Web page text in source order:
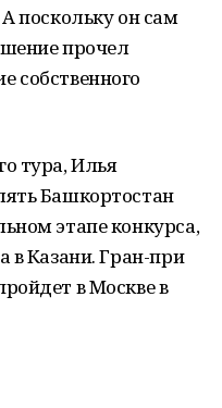
поскольку он сам
прочел
собственного
тура, Илья
Башкортостан
этапе конкурса,
в Казани. Гран-при
в Москве в